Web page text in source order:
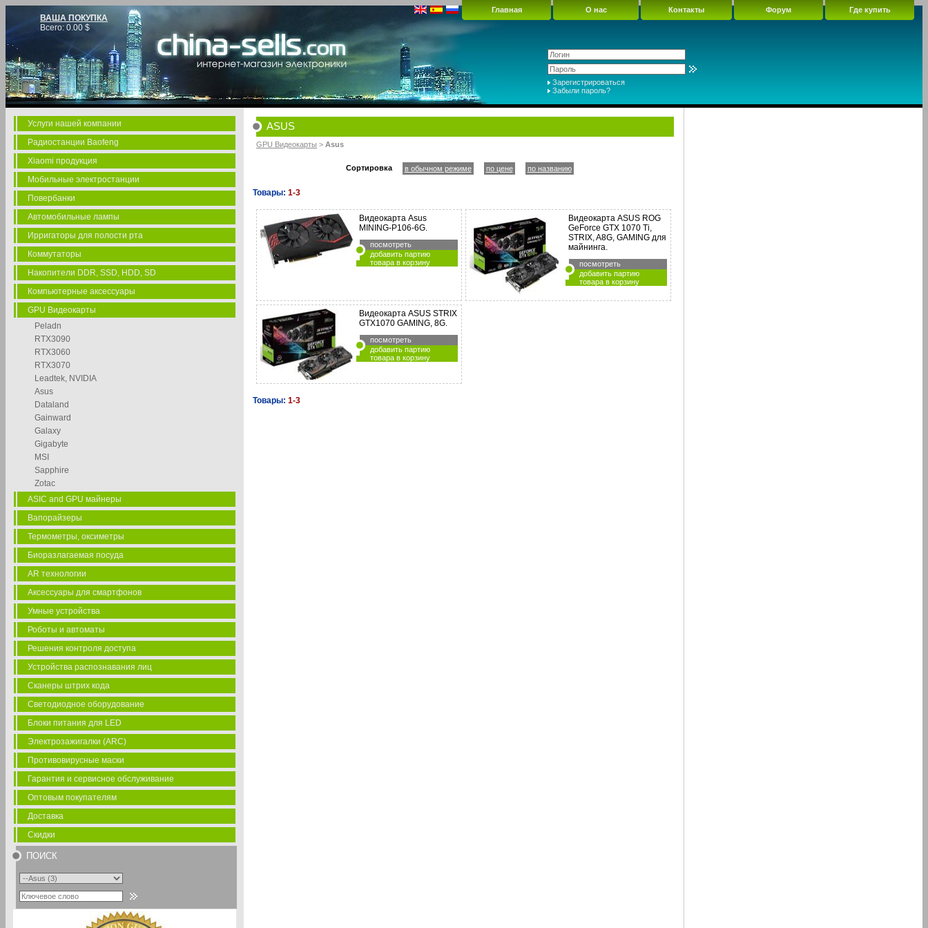
ВАША ПОКУПКА
Всего: 0.00 $
Зарегистрироваться
Забыли пароль?
Главная О нас Контакты Форум Где купить
Услуги нашей компании
Радиостанции Baofeng
Xiaomi продукция
Мобильные электростанции
Повербанки
Автомобильные лампы
Ирригаторы для полости рта
Коммутаторы
Накопители DDR, SSD, HDD, SD
Компьютерные аксессуары
GPU Видеокарты
Peladn
RTX3090
RTX3060
RTX3070
Leadtek, NVIDIA
Asus
Dataland
Gainward
Galaxy
Gigabyte
MSI
Sapphire
Zotac
ASIC and GPU майнеры
Вапорайзеры
Термометры, оксиметры
Биоразлагаемая посуда
AR технологии
Аксессуары для смартфонов
Умные устройства
Роботы и автоматы
Решения контроля доступа
Устройства распознавания лиц
Сканеры штрих кода
Светодиодное оборудование
Блоки питания для LED
Электрозажигалки (ARC)
Противовирусные маски
Гарантия и сервисное обслуживание
Оптовым покупателям
Доставка
Скидки
ПОИСК
ASUS
GPU Видеокарты > Asus
Сортировка в обычном режиме по цене по названию
Товары: 1-3
Видеокарта Asus
MINING-P106-6G.
посмотреть
добавить партию
товара в корзину
Видеокарта ASUS ROG
GeForce GTX 1070 Ti,
STRIX, A8G, GAMING для
майнинга.
посмотреть
добавить партию
товара в корзину
Видеокарта ASUS STRIX
GTX1070 GAMING, 8G.
посмотреть
добавить партию
товара в корзину
Товары: 1-3